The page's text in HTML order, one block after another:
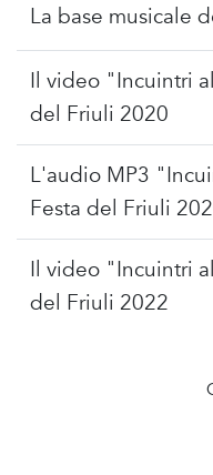
La base musicale
Il video "Incuintri
del Friuli 2020
L'audio MP3
Festa del Friuli
Il video "Incuintri
del Friuli 2022